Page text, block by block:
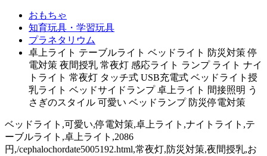
おもちゃ
知育玩具・学習玩具
プラネタリウム
卓上ライト テーブルライト ベッドライト 防災対策 停
電対策 夜間授乳 常夜灯 感応ライト ランプ ライト ナイ
トライト 常夜灯 タッチ式 USB充電式 ベッドライト授
乳ライト ベッドサイドランプ 卓上ライト 間接照明 う
さぎのスタイル 可愛い ベッドランプ 防災停電対策
ベッドライト,可愛い,停電対策,卓上ライト,ナイトライト,テ
ーブルライト,卓上ライト,2086
円,/cephalochordate5005192.html,常夜灯,防災対策,夜間授乳,お